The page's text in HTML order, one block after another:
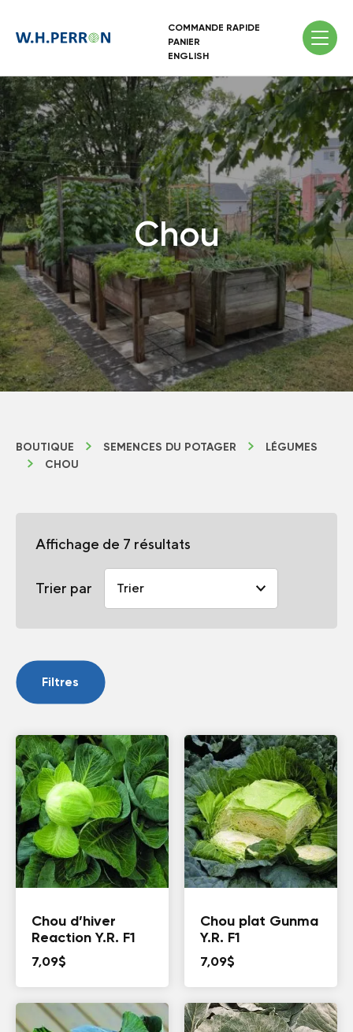
COMMANDE RAPIDE
PANIER
ENGLISH
Chou
BOUTIQUE SEMENCES DU POTAGER
LÉGUMES
CHOU
Affichage de 7 résultats
Trier par
Filtres
Chou d’hiver
Reaction Y.R. F1
7,09$
Chou plat Gunma
Y.R. F1
7,09$